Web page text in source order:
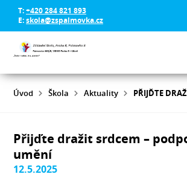
T:+420 284 821 893
E:skola@zspalmovka.cz
Úvod Škola Aktuality PŘIJĎTE
Přijďte dražit srdcem –
umění
12.5.2025